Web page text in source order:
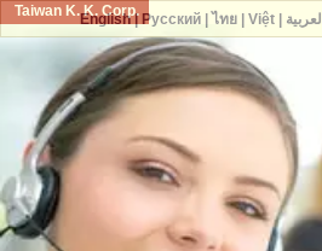
Taiwan K. K. Corp.
English| Русский| ไทย| Việt| العربية